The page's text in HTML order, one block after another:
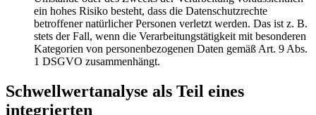
ein hohes Risiko besteht, dass die Datenschutzrechte
betroffener natürlicher Personen verletzt werden. Das ist z. B.
stets der Fall, wenn die Verarbeitungstätigkeit mit besonderen
Kategorien von personenbezogenen Daten gemäß Art. 9 Abs.
1 DSGVO zusammenhängt.
Schwellwertanalyse als Teil eines
integrierten